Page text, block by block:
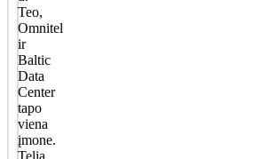
Teo,
Omnitel
ir
Baltic
Data
Center
tapo
viena
įmone.